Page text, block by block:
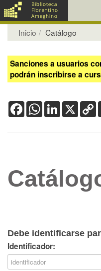
Inicio Catálogo
Sanciones a usuarios
podrán inscribirse a
FacebookWhatsApp
LinkedIn
X
Debe identificarse
Identificador: